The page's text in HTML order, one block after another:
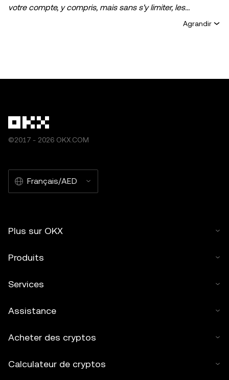
votre compte, y compris, mais sans s'y limiter, les
coordonnées de votre carte bancaire, votre numéro de
en investissement, un service de conseil financier, une
recommandation de négociation ou tout autre conseil.
Agrandir
©2017 - 2026 OKX.COM
Français/AED
Plus sur OKX
Produits
Services
Assistance
Acheter des cryptos
Calculateur de cryptos